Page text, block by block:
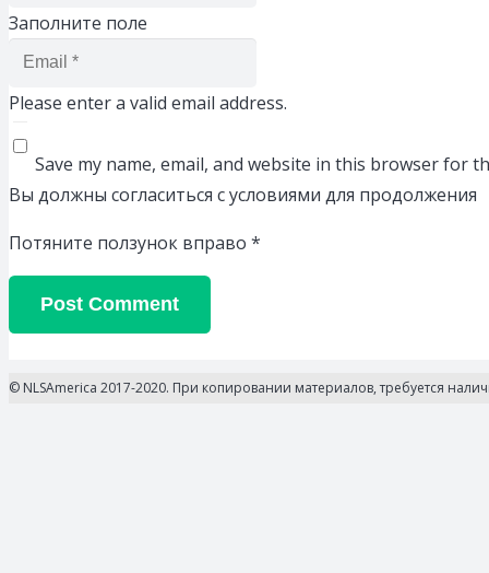
Заполните поле
Please enter a valid email address.
Save my name, email, and website in this browser for
Вы должны согласиться с условиями для продолжения
Потяните ползунок вправо *
Post Comment
© NLSAmerica 2017-2020. При копировании материалов, требуется